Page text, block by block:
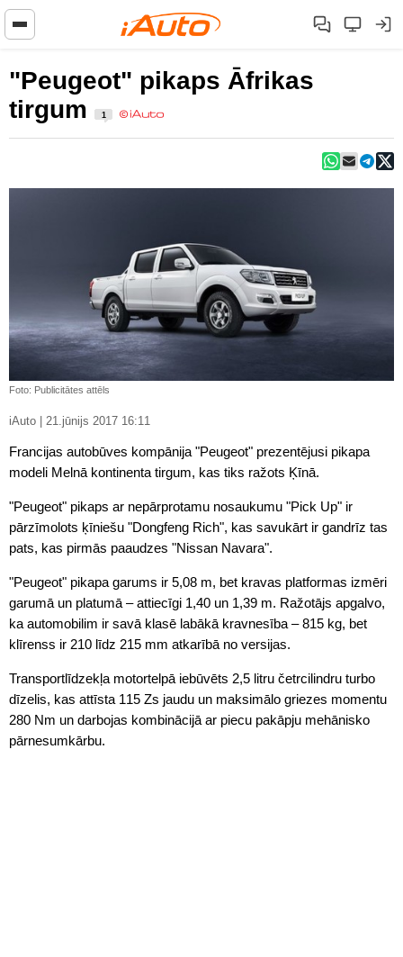
"Peugeot" pikaps Āfrikas
tirgum
1
Foto: Publicitātes attēls
iAuto | 21.jūnijs 2017 16:11
Francijas autobūves kompānija "Peugeot" prezentējusi pikapa
modeli Melnā kontinenta tirgum, kas tiks ražots Ķīnā.
"Peugeot" pikaps ar nepārprotamu nosaukumu "Pick Up" ir
pārzīmolots ķīniešu "Dongfeng Rich", kas savukārt ir gandrīz tas
pats, kas pirmās paaudzes "Nissan Navara".
"Peugeot" pikapa garums ir 5,08 m, bet kravas platformas izmēri
garumā un platumā – attiecīgi 1,40 un 1,39 m. Ražotājs apgalvo,
ka automobilim ir savā klasē labākā kravnesība – 815 kg, bet
klīrenss ir 210 līdz 215 mm atkarībā no versijas.
Transportlīdzekļa motortelpā iebūvēts 2,5 litru četrcilindru turbo
dīzelis, kas attīsta 115 Zs jaudu un maksimālo griezes momentu
280 Nm un darbojas kombinācijā ar piecu pakāpju mehānisko
pārnesumkārbu.